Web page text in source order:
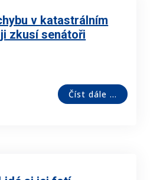
v katastrálním
zkusí senátoři
Číst dále ...